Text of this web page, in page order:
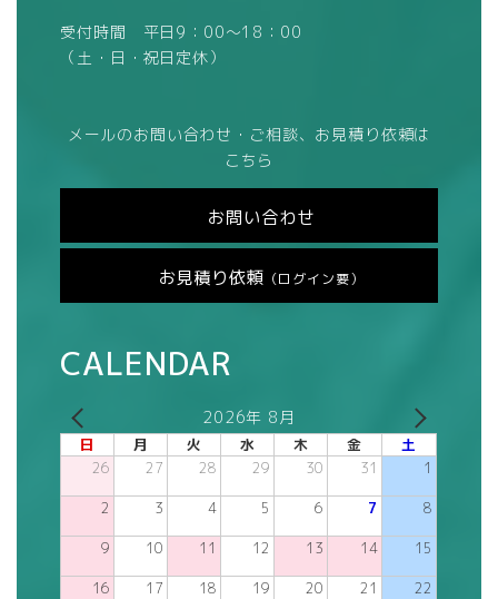
受付時間 平日9：00～18：00
（土・日・祝日定休）
メールのお問い合わせ・ご相談、お見積り依頼は
こちら
お問い合わせ
お見積り依頼 （ログイン要）
CALENDAR
2026年 8月
日 月 火 水 木 金 土
26 27 28 29 30 31 1
2 3 4 5 6 7 8
9 10 11 12 13 14 15
16 17 18 19 20 21 22